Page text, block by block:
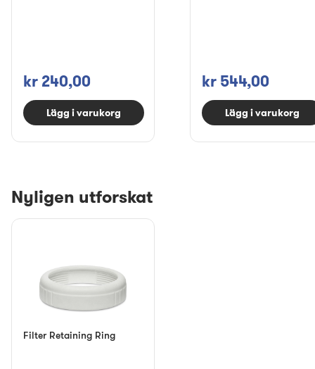
kr 240,00
Lägg i varukorg
kr 544,00
Lägg i varukorg
Nyligen utforskat
Filter Retaining Ring